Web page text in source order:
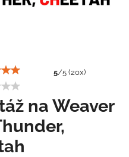
5/5 (20x)
na Weaver